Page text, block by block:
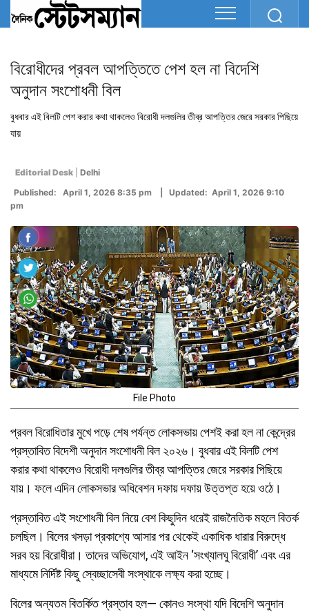
বিরোধীদের প্রবল আপত্তিতে পেশ হল না বিদেশি
অনুদান সংশোধনী বিল
বুধবার এই বিলটি পেশ করার কথা থাকলেও বিরোধী দলগুলির তীব্র আপত্তির জেরে সরকার পিছিয়ে
যায়
Editorial Desk
Delhi
Published: April 1, 2026 8:35 pm | Updated: April 1, 2026 9:10
pm
File Photo
প্রবল বিরোধিতার মুখে পড়ে শেষ পর্যন্ত লোকসভায় পেশই করা হল না কেন্দ্রের
প্রস্তাবিত বিদেশী অনুদান সংশোধনী বিল ২০২৬। বুধবার এই বিলটি পেশ
করার কথা থাকলেও বিরোধী দলগুলির তীব্র আপত্তির জেরে সরকার পিছিয়ে
যায়। ফলে এদিন লোকসভার অধিবেশন দফায় দফায় উত্তপ্ত হয়ে ওঠে।
প্রস্তাবিত এই সংশোধনী বিল নিয়ে বেশ কিছুদিন ধরেই রাজনৈতিক মহলে বিতর্ক
চলছিল। বিলের খসড়া প্রকাশ্যে আসার পর থেকেই একাধিক ধারার বিরুদ্ধে
সরব হয় বিরোধীরা। তাদের অভিযোগ, এই আইন ‘সংখ্যালঘু বিরোধী’ এবং এর
মাধ্যমে নির্দিষ্ট কিছু স্বেচ্ছাসেবী সংস্থাকে লক্ষ্য করা হচ্ছে।
বিলের অন্যতম বিতর্কিত প্রস্তাব হল— কোনও সংস্থা যদি বিদেশি অনুদান